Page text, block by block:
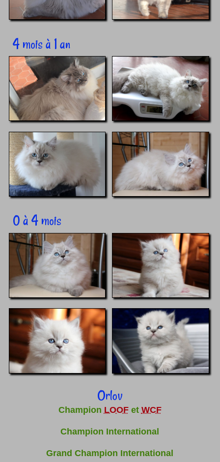
4 mois à 1 an
0 à 4 mois
Orlov
Champion LOOFet WCF
Champion International
Grand Champion International